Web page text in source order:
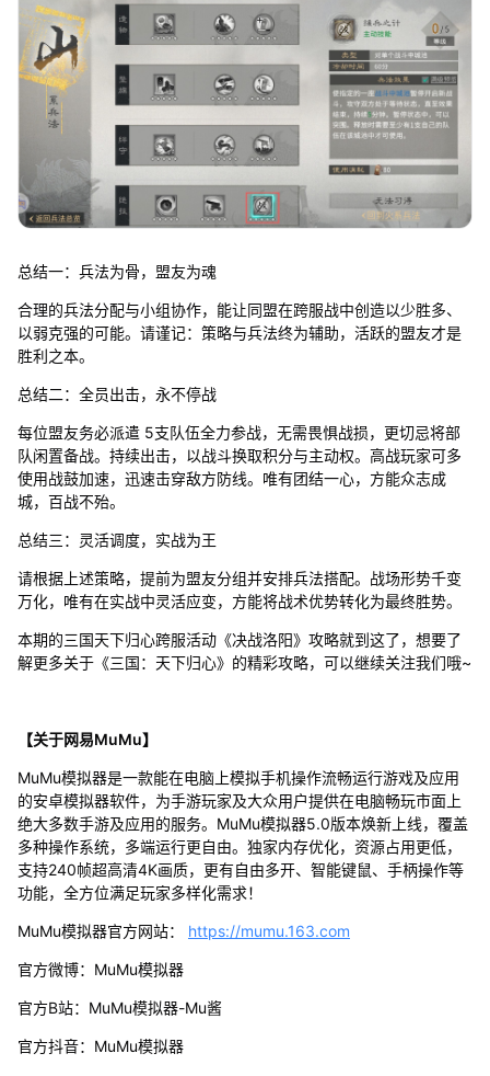
总结一：兵法为骨，盟友为魂
合理的兵法分配与小组协作，能让同盟在跨服战中创造以少胜多、
以弱克强的可能。请谨记：策略与兵法终为辅助，活跃的盟友才是
胜利之本。
总结二：全员出击，永不停战
每位盟友务必派遣 5支队伍全力参战，无需畏惧战损，更切忌将部
队闲置备战。持续出击，以战斗换取积分与主动权。高战玩家可多
使用战鼓加速，迅速击穿敌方防线。唯有团结一心，方能众志成
城，百战不殆。
总结三：灵活调度，实战为王
请根据上述策略，提前为盟友分组并安排兵法搭配。战场形势千变
万化，唯有在实战中灵活应变，方能将战术优势转化为最终胜势。
本期的三国天下归心跨服活动《决战洛阳》攻略就到这了，想要了
解更多关于《三国：天下归心》的精彩攻略，可以继续关注我们哦~
【关于网易MuMu】
MuMu模拟器是一款能在电脑上模拟手机操作流畅运行游戏及应用
的安卓模拟器软件，为手游玩家及大众用户提供在电脑畅玩市面上
绝大多数手游及应用的服务。MuMu模拟器5.0版本焕新上线，覆盖
多种操作系统，多端运行更自由。独家内存优化，资源占用更低，
支持240帧超高清4K画质，更有自由多开、智能键鼠、手柄操作等
功能，全方位满足玩家多样化需求！
MuMu模拟器官方网站： https://mumu.163.com
官方微博：MuMu模拟器
官方B站：MuMu模拟器-Mu酱
官方抖音：MuMu模拟器